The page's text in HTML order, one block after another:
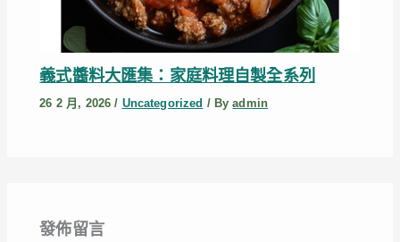
義式醬料大匯集：家庭料理自製全系列
26 2 月, 2026/ Uncategorized / Byadmin
發佈留言